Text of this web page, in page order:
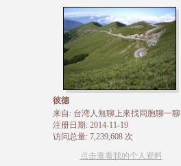
彼德
来自: 台湾人無聊上來找同胞聊一聊
注册日期: 2014-11-19
访问总量: 7,239,608 次
点击查看我的个人资料